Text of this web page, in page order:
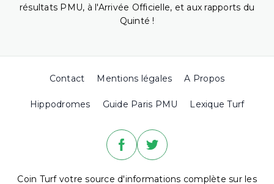
résultats PMU, à l'Arrivée Officielle, et aux rapports du
Quinté !
Contact Mentions légales A Propos
Hippodromes Guide Paris PMU Lexique Turf
Coin Turf votre source d'informations complète sur les